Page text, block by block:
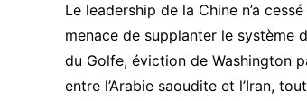
Le leadership de la Chine n’a
menace de supplanter le système
du Golfe, éviction de Washington
entre l’Arabie saoudite et l’Iran,